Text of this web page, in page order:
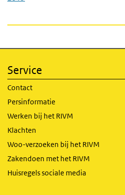
Service
Contact
Persinformatie
Werken bij het RIVM
Klachten
Woo-verzoeken bij het RIVM
Zakendoen met het RIVM
Huisregels sociale media